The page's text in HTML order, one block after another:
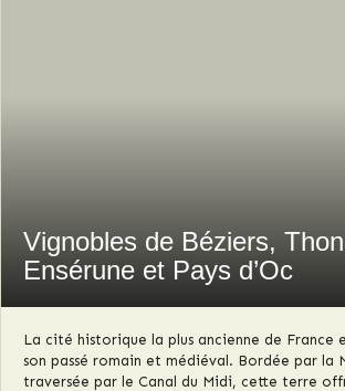
Vignobles de Béziers,
Ensérune et Pays d’Oc
La cité historique la plus ancienne de France
son passé romain et médiéval. Bordée par la
traversée par le Canal du Midi, cette terre